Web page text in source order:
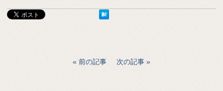
前の記事 次の記事